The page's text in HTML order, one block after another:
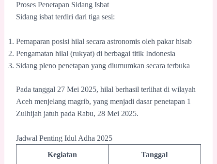
Proses Penetapan Sidang Isbat
Sidang isbat terdiri dari tiga sesi:
Pemaparan posisi hilal secara astronomis oleh pakar hisab
Pengamatan hilal (rukyat) di berbagai titik Indonesia
Sidang pleno penetapan yang diumumkan secara terbuka
Pada tanggal 27 Mei 2025, hilal berhasil terlihat di wilayah
Aceh menjelang magrib, yang menjadi dasar penetapan 1
Zulhijah jatuh pada Rabu, 28 Mei 2025.
Jadwal Penting Idul Adha 2025
Kegiatan
Tanggal